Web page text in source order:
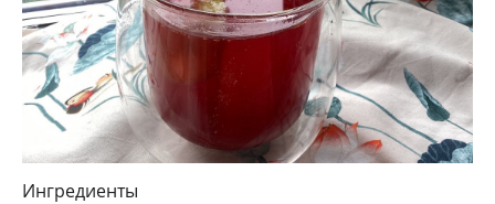
Ингредиенты